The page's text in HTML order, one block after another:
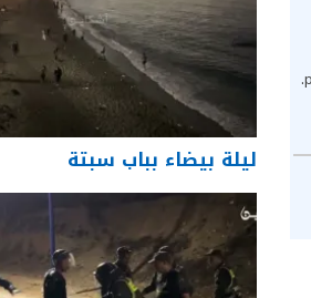
.
ليلة بيضاء بباب سبتة